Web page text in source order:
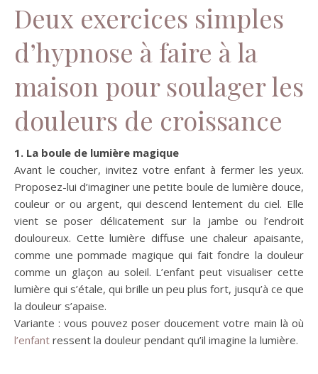
Deux exercices simples
d’hypnose à faire à la
maison pour soulager les
douleurs de croissance
1. La boule de lumière magique
Avant le coucher, invitez votre enfant à fermer les yeux.
Proposez-lui d’imaginer une petite boule de lumière douce,
couleur or ou argent, qui descend lentement du ciel. Elle
vient se poser délicatement sur la jambe ou l’endroit
douloureux. Cette lumière diffuse une chaleur apaisante,
comme une pommade magique qui fait fondre la douleur
comme un glaçon au soleil. L’enfant peut visualiser cette
lumière qui s’étale, qui brille un peu plus fort, jusqu’à ce que
la douleur s’apaise.
Variante : vous pouvez poser doucement votre main là où
l’enfant ressent la douleur pendant qu’il imagine la lumière.